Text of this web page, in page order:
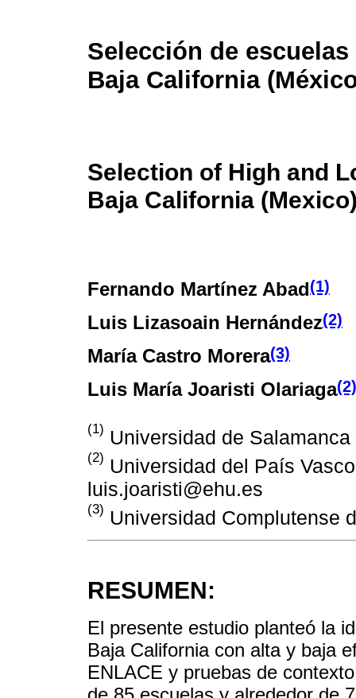
Selección de
Baja California
Selection of High and
Baja California
Fernando Martínez Abad(1)
Luis Lizasoain Hernández(2)
María Castro Morera(3)
Luis María Joaristi Olariaga(2)
(1) Universidad de
(2) Universidad del País
luis.joaristi@ehu.es
(3) Universidad Complutense
RESUMEN:
El presente estudio planteó la
Baja California con alta y baja
ENLACE y pruebas de